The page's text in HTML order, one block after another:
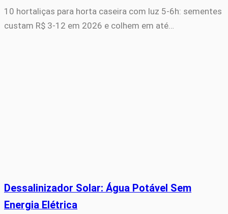
10 hortaliças para horta caseira com luz 5-6h: sementes
custam R$ 3-12 em 2026 e colhem em até…
Dessalinizador Solar: Água Potável Sem
Energia Elétrica